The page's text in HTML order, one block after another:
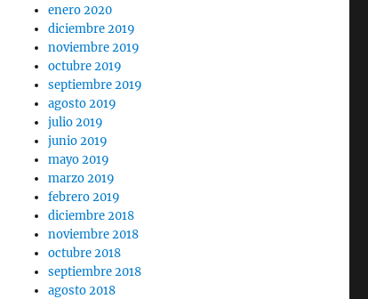
enero 2020
diciembre 2019
noviembre 2019
octubre 2019
septiembre 2019
agosto 2019
julio 2019
junio 2019
mayo 2019
marzo 2019
febrero 2019
diciembre 2018
noviembre 2018
octubre 2018
septiembre 2018
agosto 2018